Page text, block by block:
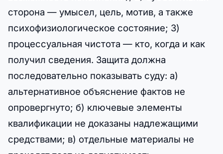
сторона — умысел, цель, мотив, а также
психофизиологическое состояние; 3)
процессуальная чистота — кто, когда и как
получил сведения. Защита должна
последовательно показывать суду: а)
альтернативное объяснение фактов не
опровергнуто; б) ключевые элементы
квалификации не доказаны надлежащими
средствами; в) отдельные материалы не